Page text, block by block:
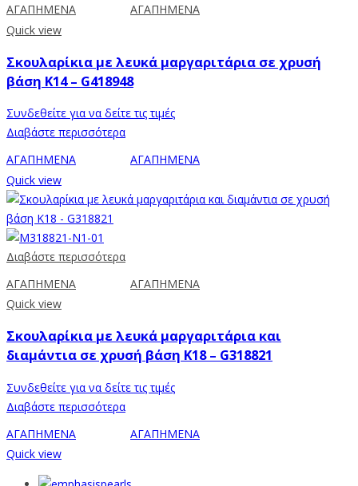
ΑΓΑΠΗΜΕΝΑ
ΑΓΑΠΗΜΕΝΑ
Quick view
Σκουλαρίκια με λευκά μαργαριτάρια σε χρυσή
βάση Κ14 – G418948
Συνδεθείτε για να δείτε τις τιμές
Διαβάστε περισσότερα
ΑΓΑΠΗΜΕΝΑ
ΑΓΑΠΗΜΕΝΑ
Quick view
Διαβάστε περισσότερα
ΑΓΑΠΗΜΕΝΑ
ΑΓΑΠΗΜΕΝΑ
Quick view
Σκουλαρίκια με λευκά μαργαριτάρια και
διαμάντια σε χρυσή βάση Κ18 – G318821
Συνδεθείτε για να δείτε τις τιμές
Διαβάστε περισσότερα
ΑΓΑΠΗΜΕΝΑ
ΑΓΑΠΗΜΕΝΑ
Quick view